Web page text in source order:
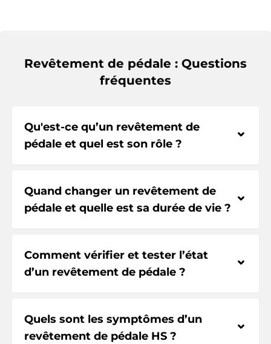
Revêtement de pédale : Questions
fréquentes
Qu'est-ce qu’un revêtement de
pédale et quel est son rôle ?
⌃
Quand changer un revêtement de
pédale et quelle est sa durée de vie ?
⌃
Comment vérifier et tester l’état
d’un revêtement de pédale ?
⌃
Quels sont les symptômes d’un
revêtement de pédale HS ?
⌃